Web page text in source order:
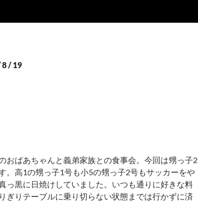
8 / 19
おばあちゃんと義弟家族との食事会。今回は甥っ子2
。高1の甥っ子1号も小5の甥っ子2号もサッカーをや
っ黒に日焼けしていました。いつも通りに好きな料
ぎりテーブルに乗り切らない状態までは行かずに済